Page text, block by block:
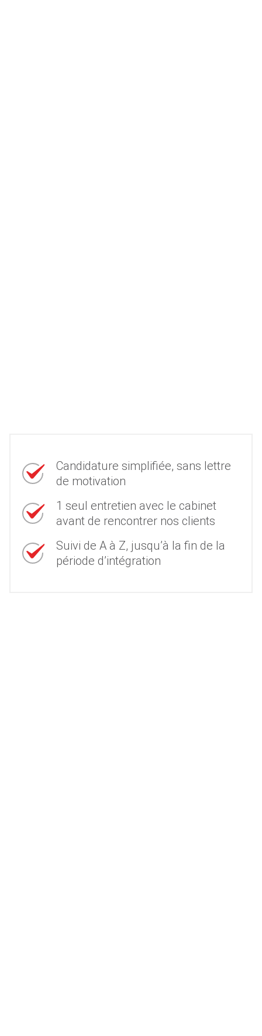
Candidature simplifiée, sans lettre
de motivation
1 seul entretien avec le cabinet
avant de rencontrer nos clients
Suivi de A à Z, jusqu’à la fin de la
période d’intégration